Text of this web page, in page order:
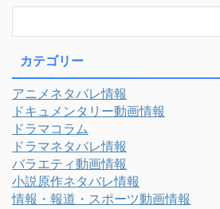
カテゴリー
アニメネタバレ情報
ドキュメンタリー動画情報
ドラマコラム
ドラマネタバレ情報
バラエティ動画情報
小説原作ネタバレ情報
情報・報道・スポーツ動画情報